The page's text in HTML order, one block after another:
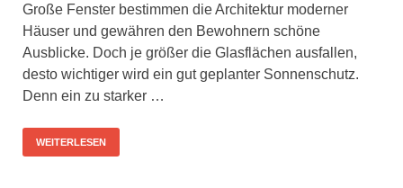
Große Fenster bestimmen die Architektur moderner
Häuser und gewähren den Bewohnern schöne
Ausblicke. Doch je größer die Glasflächen ausfallen,
desto wichtiger wird ein gut geplanter Sonnenschutz.
Denn ein zu starker …
WEITERLESEN